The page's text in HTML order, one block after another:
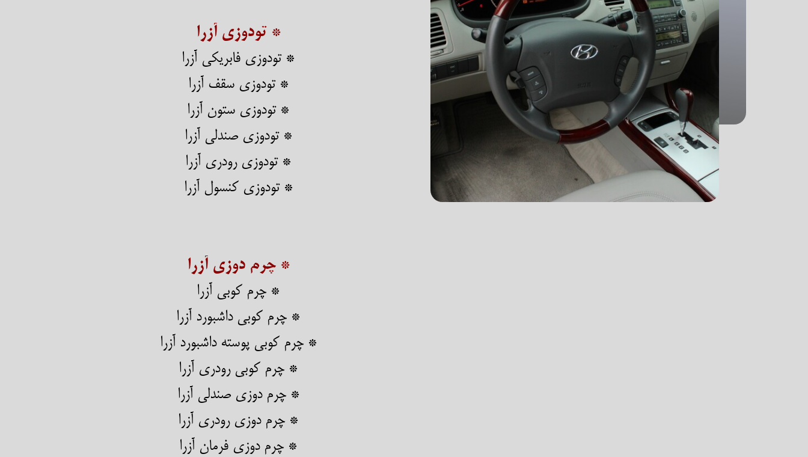
* تودوزی آزرا
* تودوزی فابریکی آزرا
* تودوزی سقف آزرا
* تودوزی ستون آزرا
* تودوزی صندلی آزرا
* تودوزی رودری آزرا
* تودوزی کنسول آزرا
* چرم دوزی آزرا
* چرم کوبی آزرا
* چرم کوبی داشبورد آزرا
* چرم کوبی پوسته داشبورد آزرا
* چرم کوبی رودری آزرا
​​​​​​​* چرم دوزی صندلی آزرا
​​​​​​​* چرم دوزی رودری آزرا
* چرم دوزی فرمان آزرا